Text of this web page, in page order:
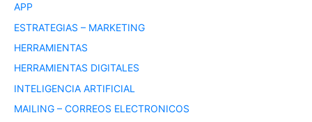
APP
ESTRATEGIAS – MARKETING
HERRAMIENTAS
HERRAMIENTAS DIGITALES
INTELIGENCIA ARTIFICIAL
MAILING – CORREOS ELECTRONICOS